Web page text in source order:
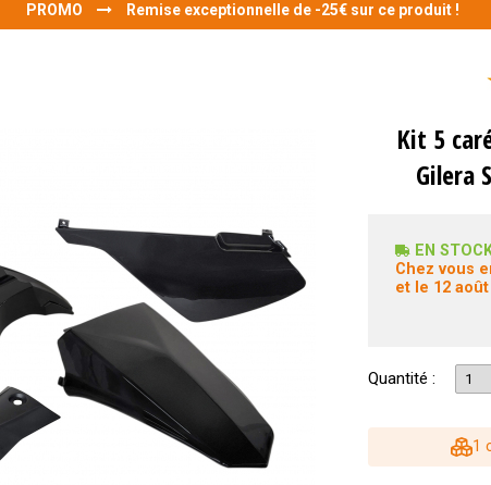
PROMO Remise exceptionnelle de -25€ sur ce produit !
Kit 5
Gilera
EN
Chez vous
et le 12 août
Quantité :
1